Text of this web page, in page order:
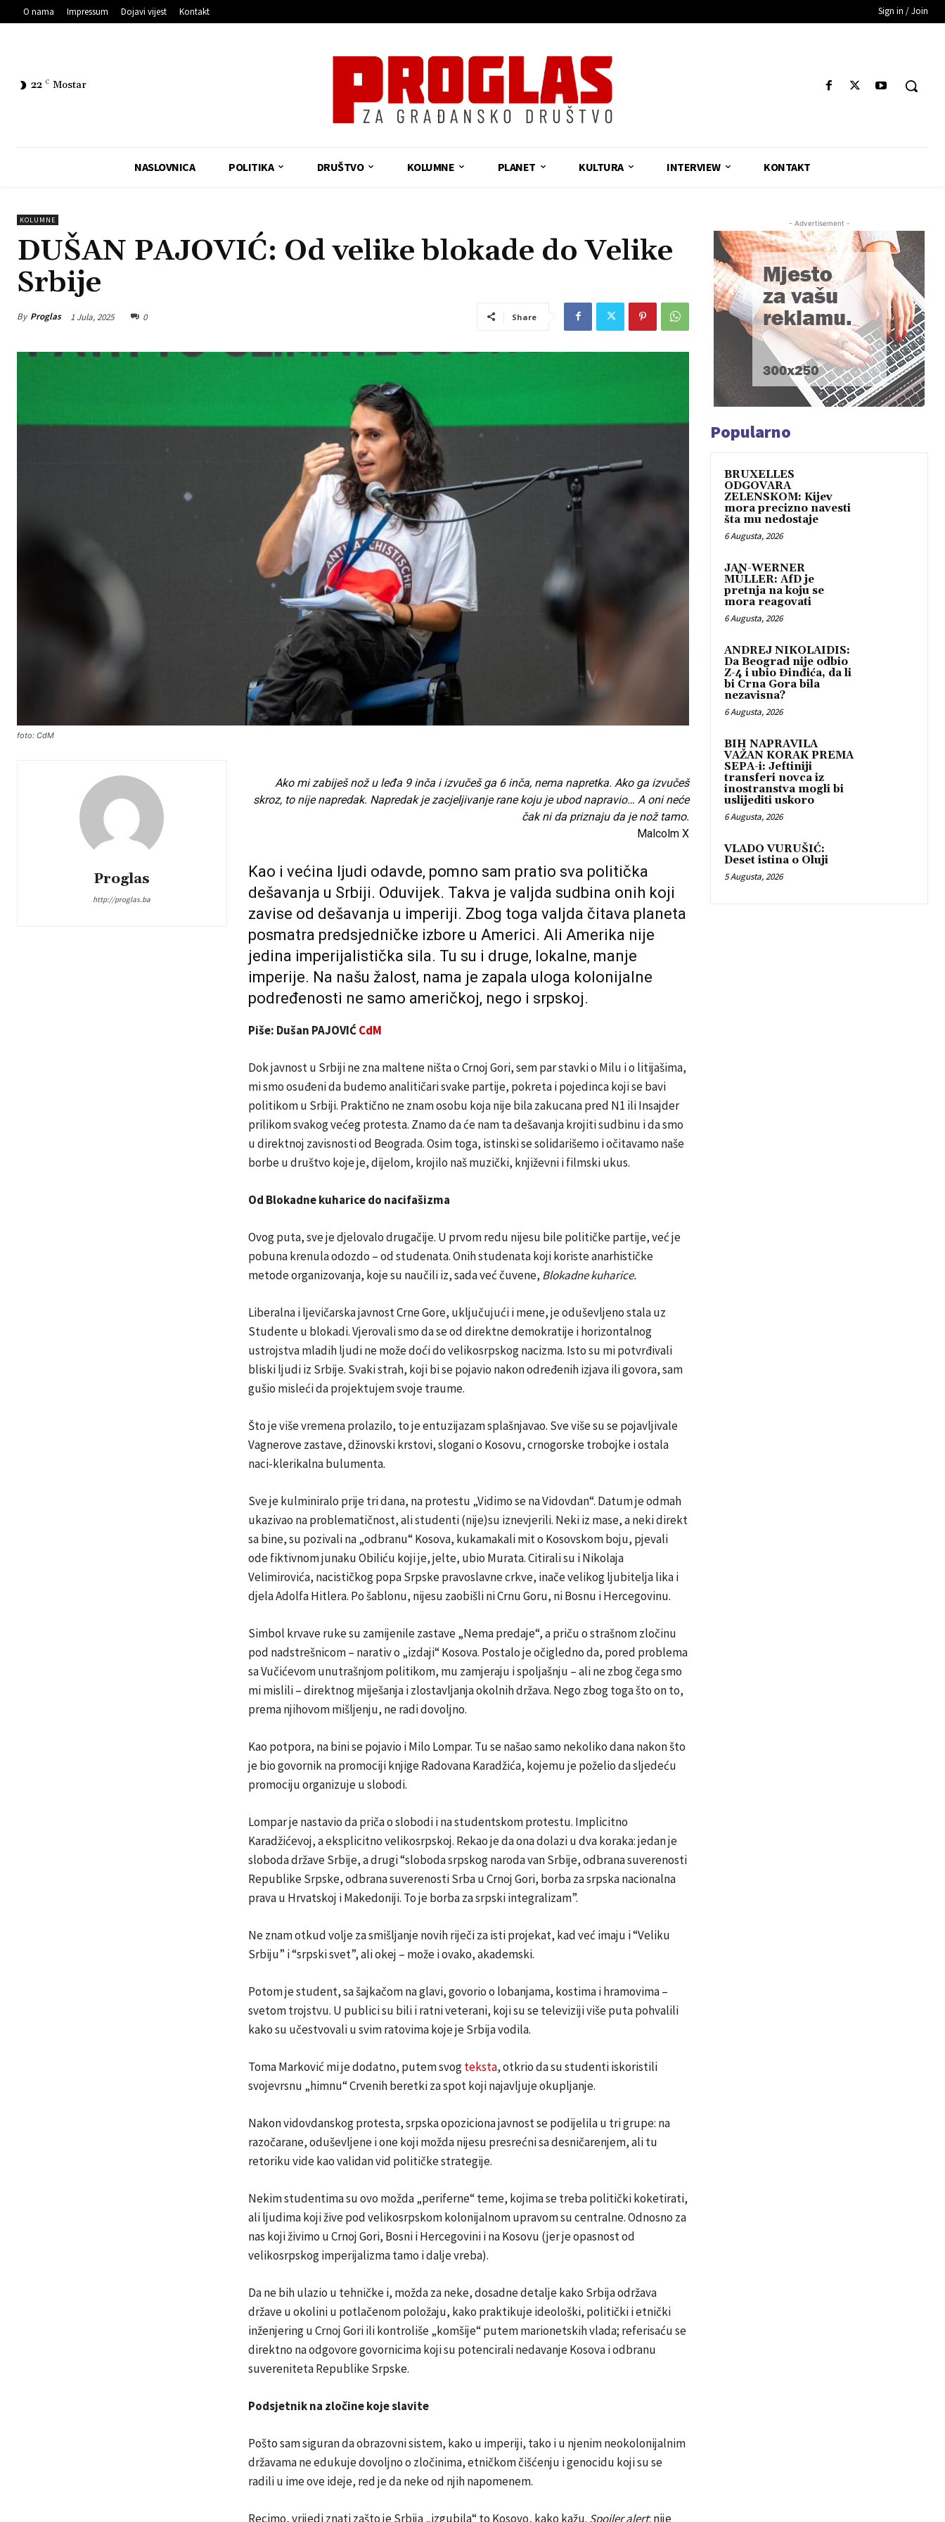
O nama Impressum Dojavi vijest Kontakt Sign in / Join
22 C Mostar
NASLOVNICA POLITIKA DRUŠTVO KOLUMNE PLANET KULTURA INTERVIEW KONTAKT
KOLUMNE
DUŠAN PAJOVIĆ: Od velike blokade do Velike
Srbije
By Proglas 1 Jula, 2025 0 Share
foto: CdM
Proglas
http://proglas.ba
Ako mi zabiješ nož u leđa 9 inča i izvučeš ga 6 inča, nema napretka. Ako ga izvučeš
skroz, to nije napredak. Napredak je zacjeljivanje rane koju je ubod napravio… A oni neće
čak ni da priznaju da je nož tamo.
Malcolm X
Kao i većina ljudi odavde, pomno sam pratio sva politička
dešavanja u Srbiji. Oduvijek. Takva je valjda sudbina onih koji
zavise od dešavanja u imperiji. Zbog toga valjda čitava planeta
posmatra predsjedničke izbore u Americi. Ali Amerika nije
jedina imperijalistička sila. Tu su i druge, lokalne, manje
imperije. Na našu žalost, nama je zapala uloga kolonijalne
podređenosti ne samo američkoj, nego i srpskoj.
Piše: Dušan PAJOVIĆCdM
Dok javnost u Srbiji ne zna maltene ništa o Crnoj Gori, sem par stavki o Milu i o litijašima,
mi smo osuđeni da budemo analitičari svake partije, pokreta i pojedinca koji se bavi
politikom u Srbiji. Praktično ne znam osobu koja nije bila zakucana pred N1 ili Insajder
prilikom svakog većeg protesta. Znamo da će nam ta dešavanja krojiti sudbinu i da smo
u direktnoj zavisnosti od Beograda. Osim toga, istinski se solidarišemo i očitavamo naše
borbe u društvo koje je, dijelom, krojilo naš muzički, književni i filmski ukus.
Od Blokadne kuharice do nacifašizma
Ovog puta, sve je djelovalo drugačije. U prvom redu nijesu bile političke partije, već je
pobuna krenula odozdo – od studenata. Onih studenata koji koriste anarhističke
metode organizovanja, koje su naučili iz, sada već čuvene, Blokadne kuharice.
Liberalna i ljevičarska javnost Crne Gore, uključujući i mene, je oduševljeno stala uz
Studente u blokadi. Vjerovali smo da se od direktne demokratije i horizontalnog
ustrojstva mladih ljudi ne može doći do velikosrpskog nacizma. Isto su mi potvrđivali
bliski ljudi iz Srbije. Svaki strah, koji bi se pojavio nakon određenih izjava ili govora, sam
gušio misleći da projektujem svoje traume.
Što je više vremena prolazilo, to je entuzijazam splašnjavao. Sve više su se pojavljivale
Vagnerove zastave, džinovski krstovi, slogani o Kosovu, crnogorske trobojke i ostala
naci-klerikalna bulumenta.
Sve je kulminiralo prije tri dana, na protestu „Vidimo se na Vidovdan“. Datum je odmah
ukazivao na problematičnost, ali studenti (nije)su iznevjerili. Neki iz mase, a neki direkt
sa bine, su pozivali na „odbranu“ Kosova, kukamakali mit o Kosovskom boju, pjevali
ode fiktivnom junaku Obiliću koji je, jelte, ubio Murata. Citirali su i Nikolaja
Velimirovića, nacističkog popa Srpske pravoslavne crkve, inače velikog ljubitelja lika i
djela Adolfa Hitlera. Po šablonu, nijesu zaobišli ni Crnu Goru, ni Bosnu i Hercegovinu.
Simbol krvave ruke su zamijenile zastave „Nema predaje“, a priču o strašnom zločinu
pod nadstrešnicom – narativ o „izdaji“ Kosova. Postalo je očigledno da, pored problema
sa Vučićevom unutrašnjom politikom, mu zamjeraju i spoljašnju – ali ne zbog čega smo
mi mislili – direktnog miješanja i zlostavljanja okolnih država. Nego zbog toga što on to,
prema njihovom mišljenju, ne radi dovoljno.
Kao potpora, na bini se pojavio i Milo Lompar. Tu se našao samo nekoliko dana nakon što
je bio govornik na promociji knjige Radovana Karadžića, kojemu je poželio da sljedeću
promociju organizuje u slobodi.
Lompar je nastavio da priča o slobodi i na studentskom protestu. Implicitno
Karadžićevoj, a eksplicitno velikosrpskoj. Rekao je da ona dolazi u dva koraka: jedan je
sloboda države Srbije, a drugi “sloboda srpskog naroda van Srbije, odbrana suverenosti
Republike Srpske, odbrana suverenosti Srba u Crnoj Gori, borba za srpska nacionalna
prava u Hrvatskoj i Makedoniji. To je borba za srpski integralizam”.
Ne znam otkud volje za smišljanje novih riječi za isti projekat, kad već imaju i “Veliku
Srbiju” i “srpski svet”, ali okej – može i ovako, akademski.
Potom je student, sa šajkačom na glavi, govorio o lobanjama, kostima i hramovima –
svetom trojstvu. U publici su bili i ratni veterani, koji su se televiziji više puta pohvalili
kako su učestvovali u svim ratovima koje je Srbija vodila.
Toma Marković mi je dodatno, putem svogteksta, otkrio da su studenti iskoristili
svojevrsnu „himnu“ Crvenih beretki za spot koji najavljuje okupljanje.
Nakon vidovdanskog protesta, srpska opoziciona javnost se podijelila u tri grupe: na
razočarane, oduševljene i one koji možda nijesu presrećni sa desničarenjem, ali tu
retoriku vide kao validan vid političke strategije.
Nekim studentima su ovo možda „periferne“ teme, kojima se treba politički koketirati,
ali ljudima koji žive pod velikosrpskom kolonijalnom upravom su centralne. Odnosno za
nas koji živimo u Crnoj Gori, Bosni i Hercegovini i na Kosovu (jer je opasnost od
velikosrpskog imperijalizma tamo i dalje vreba).
Da ne bih ulazio u tehničke i, možda za neke, dosadne detalje kako Srbija održava
države u okolini u potlačenom položaju, kako praktikuje ideološki, politički i etnički
inženjering u Crnoj Gori ili kontroliše „komšije“ putem marionetskih vlada; referisaću se
direktno na odgovore govornicima koji su potencirali nedavanje Kosova i odbranu
suvereniteta Republike Srpske.
Podsjetnik na zločine koje slavite
Pošto sam siguran da obrazovni sistem, kako u imperiji, tako i u njenim neokolonijalnim
državama ne edukuje dovoljno o zločinima, etničkom čišćenju i genocidu koji su se
radili u ime ove ideje, red je da neke od njih napomenem.
Recimo, vrijedi znati zašto je Srbija „izgubila“ to Kosovo, kako kažu. Spoiler alert: nije
- Advertisement -
Popularno
BRUXELLES
ODGOVARA
ZELENSKOM: Kijev
mora precizno navesti
šta mu nedostaje
6 Augusta, 2026
JAN-WERNER
MÜLLER: AfD je
pretnja na koju se
mora reagovati
6 Augusta, 2026
ANDREJ NIKOLAIDIS:
Da Beograd nije odbio
Z-4 i ubio Đinđića, da li
bi Crna Gora bila
nezavisna?
6 Augusta, 2026
BIH NAPRAVILA
VAŽAN KORAK PREMA
SEPA-i: Jeftiniji
transferi novca iz
inostranstva mogli bi
uslijediti uskoro
6 Augusta, 2026
VLADO VURUŠIĆ:
Deset istina o Oluji
5 Augusta, 2026